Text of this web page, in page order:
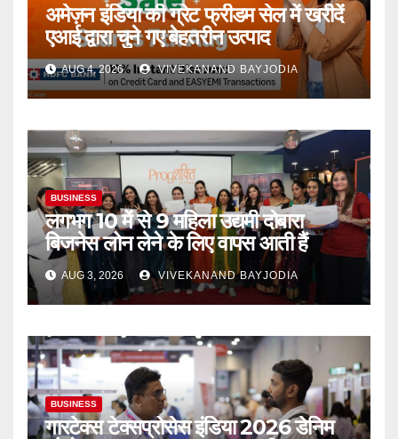
अमेज़न इंडिया की ग्रेट फ्रीडम सेल में खरीदें
एआई द्वारा चुने गए बेहतरीन उत्पाद
AUG 4, 2026 VIVEKANAND BAYJODIA
BUSINESS
लगभग 10 में से 9 महिला उद्यमी दोबारा
बिजनेस लोन लेने के लिए वापस आती हैं
AUG 3, 2026 VIVEKANAND BAYJODIA
BUSINESS
गारटेक्स टेक्सप्रोसेस इंडिया 2026 डेनिम